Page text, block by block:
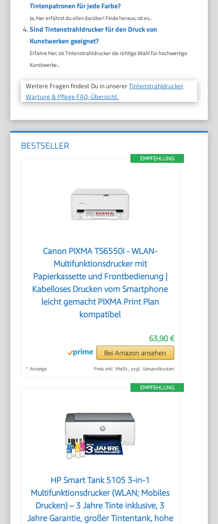
Tintenpatronen für jede Farbe?
Ja, hier erfährst du alles darüber! Finde heraus, ob es...
Sind Tintenstrahldrucker für den Druck von
Kunstwerken geeignet?
Erfahre hier, ob Tintenstrahldrucker die richtige Wahl für hochwertige
Kunstwerke...
Weitere Fragen findest Du in unsererTintenstrahldrucker
Wartung & Pflege FAQ-Übersicht.
BESTSELLER
EMPFEHLUNG
Canon PIXMA TS6550I - WLAN-
Multifunktionsdrucker mit
Papierkassette und Frontbedienung |
Kabelloses Drucken vom Smartphone
leicht gemacht PIXMA Print Plan
kompatibel
63,90 €
Bei Amazon ansehen
* Anzeige Preis inkl. MwSt., zzgl. Versandkosten
EMPFEHLUNG
HP Smart Tank 5105 3-in-1
Multifunktionsdrucker (WLAN; Mobiles
Drucken) – 3 Jahre Tinte inklusive, 3
Jahre Garantie, großer Tintentank, hohe